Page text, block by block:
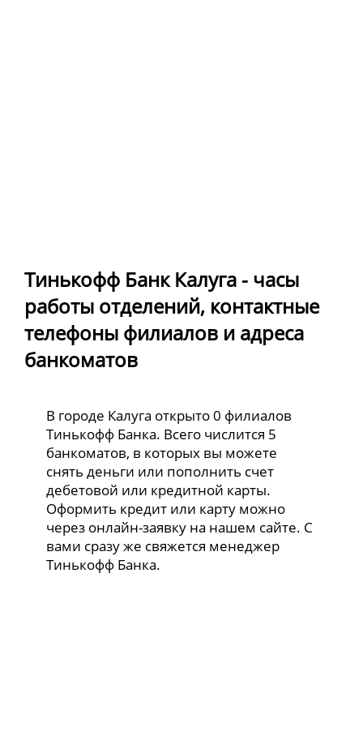
Тинькофф Банк Калуга - часы
работы отделений, контактные
телефоны филиалов и адреса
банкоматов
В городе Калуга открыто 0 филиалов
Тинькофф Банка. Всего числится 5
банкоматов, в которых вы можете
снять деньги или пополнить счет
дебетовой или кредитной карты.
Оформить кредит или карту можно
через онлайн-заявку на нашем сайте. С
вами сразу же свяжется менеджер
Тинькофф Банка.